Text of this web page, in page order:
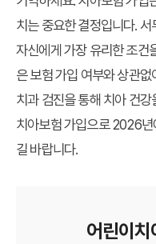
치는 중요한 결정입니다.
자신에게 가장 유리한 조건
은 보험 가입 여부와 상관
치과 검진을 통해 치아 건
치아보험 가입으로 2026년
길 바랍니다.
어린이